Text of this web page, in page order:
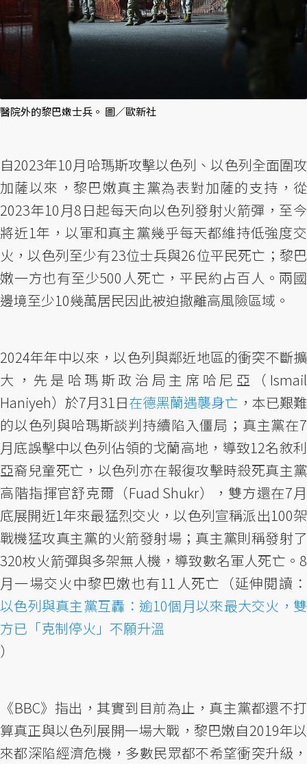
醫院外的黎巴嫩士兵。 圖／歐新社
自2023年10月哈瑪斯攻擊以色列、以色列全面圍攻
加薩以來，黎巴嫩真主黨為表對加薩的支持，從
2023年10月8日起每天向以色列發射火箭彈，至今
將近1年，以軍和真主黨幾乎每天都維持低強度交
火，以色列至少有23位士兵與26位平民死亡；黎巴
嫩一方也有至少500人死亡，平民約占百人。兩國
邊境至少10幾萬居民因此被迫撤離高風險區域。
2024年年中以來，以色列與鄰近地區的衝突不斷擴
大，先是哈瑪斯政治局主席哈尼亞（Ismail
Haniyeh）於7月31日在德黑蘭遇襲身亡 ，本已艱難
的以色列與哈瑪斯談判持續陷入僵局；真主黨在7
月底誤擊中以色列佔領的戈蘭高地，導致12名敘利
亞裔兒童死亡，以色列亦在報復攻擊時殺死真主黨
高階指揮官舒克爾（Fuad Shukr），雙方還在7月
底展開近1年來最猛烈交火，以色列宣稱派出100架
戰機猛攻真主黨的火箭發射場；真主黨則稱發射了
320枚火箭彈與多架無人機，導致數名軍人死亡。8
月一場交火中黎巴嫩也有11人死亡（延伸閱讀：
以色列與真主黨互轟：逾10個月以來最大交火，雙
方已「克制停火」不願升溫
）
《BBC》指出，其實到目前為止，真主黨都還不打
算真正與以色列展開一場大戰，黎巴嫩自2019年以
來都深陷經濟危機，多數民眾都不希望衝突升級，